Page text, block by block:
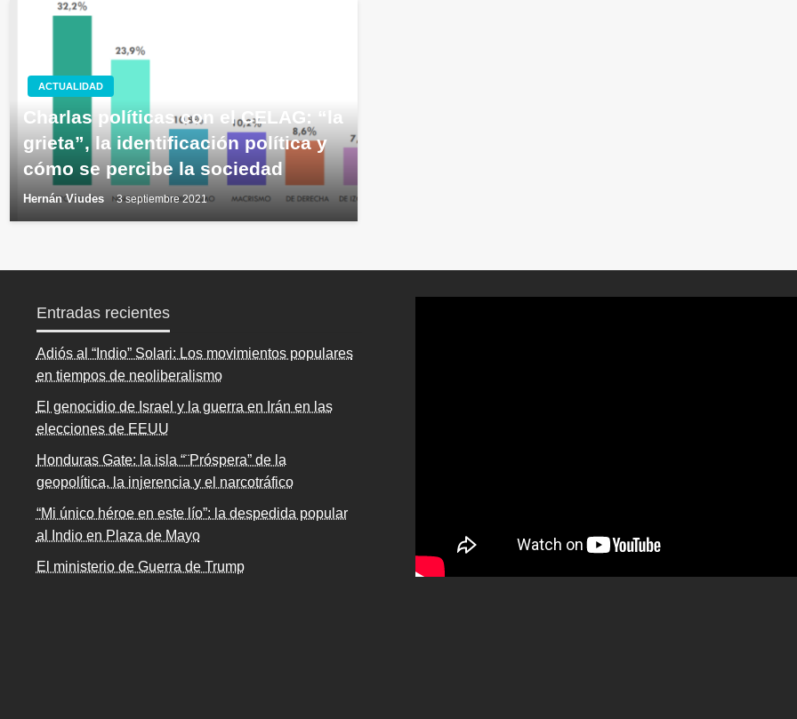
ACTUALIDAD
Charlas políticas con el CELAG: “la
grieta”, la identificación política y
cómo se percibe la sociedad
Hernán Viudes 3 septiembre 2021
Entradas recientes
Adiós al “Indio” Solari: Los movimientos populares
en tiempos de neoliberalismo
El genocidio de Israel y la guerra en Irán en las
elecciones de EEUU
Honduras Gate: la isla “¨Próspera” de la
geopolítica, la injerencia y el narcotráfico
“Mi único héroe en este lío”: la despedida popular
al Indio en Plaza de Mayo
El ministerio de Guerra de Trump